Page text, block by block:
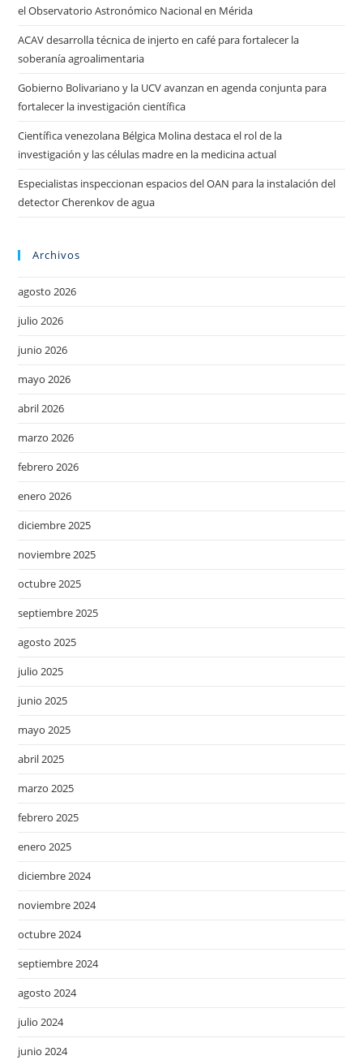
el Observatorio Astronómico Nacional en Mérida
ACAV desarrolla técnica de injerto en café para fortalecer la
soberanía agroalimentaria
Gobierno Bolivariano y la UCV avanzan en agenda conjunta para
fortalecer la investigación científica
Científica venezolana Bélgica Molina destaca el rol de la
investigación y las células madre en la medicina actual
Especialistas inspeccionan espacios del OAN para la instalación del
detector Cherenkov de agua
Archivos
agosto 2026
julio 2026
junio 2026
mayo 2026
abril 2026
marzo 2026
febrero 2026
enero 2026
diciembre 2025
noviembre 2025
octubre 2025
septiembre 2025
agosto 2025
julio 2025
junio 2025
mayo 2025
abril 2025
marzo 2025
febrero 2025
enero 2025
diciembre 2024
noviembre 2024
octubre 2024
septiembre 2024
agosto 2024
julio 2024
junio 2024